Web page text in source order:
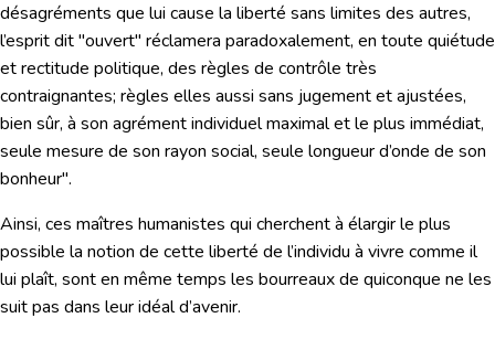
désagréments que lui cause la liberté sans limites des autres,
l’esprit dit "ouvert" réclamera paradoxalement, en toute quiétude
et rectitude politique, des règles de contrôle très
contraignantes; règles elles aussi sans jugement et ajustées,
bien sûr, à son agrément individuel maximal et le plus immédiat,
seule mesure de son rayon social, seule longueur d’onde de son
bonheur".
Ainsi, ces maîtres humanistes qui cherchent à élargir le plus
possible la notion de cette liberté de l’individu à vivre comme il
lui plaît, sont en même temps les bourreaux de quiconque ne les
suit pas dans leur idéal d’avenir.